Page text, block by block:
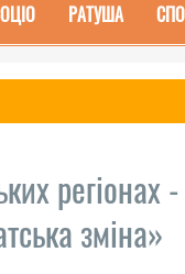
РАТУША
зміна»